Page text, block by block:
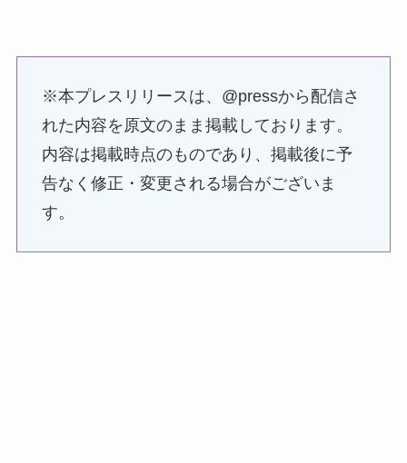
※本プレスリリースは、@pressから配信さ
れた内容を原文のまま掲載しております。
内容は掲載時点のものであり、掲載後に予
告なく修正・変更される場合がございま
す。